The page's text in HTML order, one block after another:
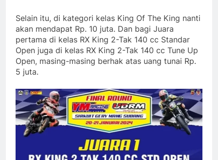
Selain itu, di kategori kelas King Of The King nanti
akan mendapat Rp. 10 juta. Dan bagi Juara
pertama di kelas RX King 2-Tak 140 cc Standar
Open juga di kelas RX King 2-Tak 140 cc Tune Up
Open, masing-masing berhak atas uang tunai Rp.
5 juta.